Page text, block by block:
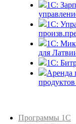
1C:
1C:
1С:
для
1C:
Аренда
Программы 1С